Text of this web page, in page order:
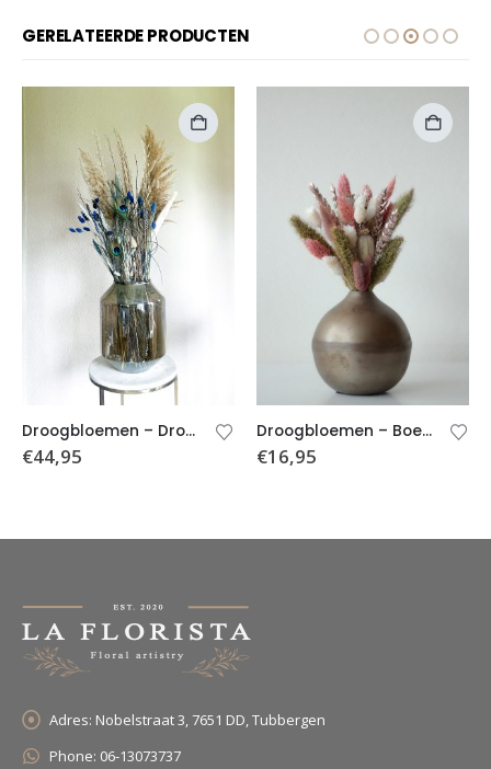
GERELATEERDE PRODUCTEN
Droogbloemen – Droogboeket Nina (Excl. vaas) – Blauwkleurig
€44,95
Droogbloemen – Boeket Fenne (incl. vaas)
€16,95
Adres: Nobelstraat 3, 7651 DD, Tubbergen
Phone: 06-13073737